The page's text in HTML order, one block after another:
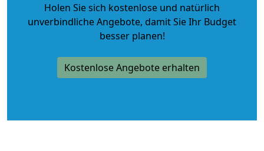
Holen Sie sich kostenlose und natürlich
unverbindliche Angebote, damit Sie Ihr Budget
besser planen!
Kostenlose Angebote erhalten